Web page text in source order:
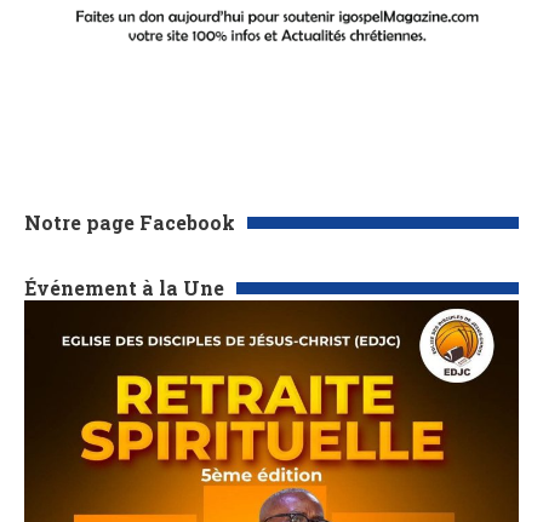
Notre page Facebook
Événement à la Une